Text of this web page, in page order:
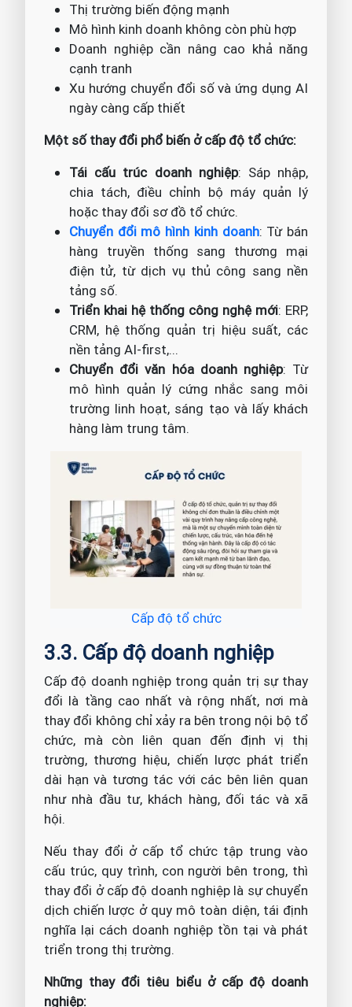
Thị trường biến động mạnh
Mô hình kinh doanh không còn phù hợp
Doanh nghiệp cần nâng cao khả năng
cạnh tranh
Xu hướng chuyển đổi số và ứng dụng AI
ngày càng cấp thiết
Một số thay đổi phổ biến ở cấp độ tổ chức:
Tái cấu trúc doanh nghiệp: Sáp nhập,
chia tách, điều chỉnh bộ máy quản lý
hoặc thay đổi sơ đồ tổ chức.
Chuyển đổi mô hình kinh doanh: Từ bán
hàng truyền thống sang thương mại
điện tử, từ dịch vụ thủ công sang nền
tảng số.
Triển khai hệ thống công nghệ mới: ERP,
CRM, hệ thống quản trị hiệu suất, các
nền tảng AI-first,...
Chuyển đổi văn hóa doanh nghiệp: Từ
mô hình quản lý cứng nhắc sang môi
trường linh hoạt, sáng tạo và lấy khách
hàng làm trung tâm.
Cấp độ tổ chức
3.3. Cấp độ doanh nghiệp
Cấp độ doanh nghiệp trong quản trị sự thay
đổi là tầng cao nhất và rộng nhất, nơi mà
thay đổi không chỉ xảy ra bên trong nội bộ tổ
chức, mà còn liên quan đến định vị thị
trường, thương hiệu, chiến lược phát triển
dài hạn và tương tác với các bên liên quan
như nhà đầu tư, khách hàng, đối tác và xã
hội.
Nếu thay đổi ở cấp tổ chức tập trung vào
cấu trúc, quy trình, con người bên trong, thì
thay đổi ở cấp độ doanh nghiệp là sự chuyển
dịch chiến lược ở quy mô toàn diện, tái định
nghĩa lại cách doanh nghiệp tồn tại và phát
triển trong thị trường.
Những thay đổi tiêu biểu ở cấp độ doanh
nghiệp: